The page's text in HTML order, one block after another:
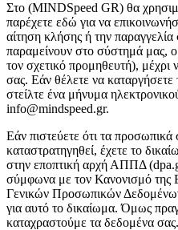
Στo (MINDSpeed GR) θα
παρέχετε εδώ για να
αίτηση κλήσης ή την
παραμείνουν στο σύστημά μας,
τον σχετικό προμηθευτή),
σας. Εάν θέλετε να
στείλτε ένα μήνυμα
info@mindspeed.gr.
Εάν πιστεύετε ότι τα
καταστρατηγηθεί, έχετε το
στην εποπτική αρχή ΑΠΠΔ
σύμφωνα με τον Κανονισμό της
Γενικών Προσωπικών
για αυτό το δικαίωμα. Όμως
καταχραστούμε τα δεδομένα σας.